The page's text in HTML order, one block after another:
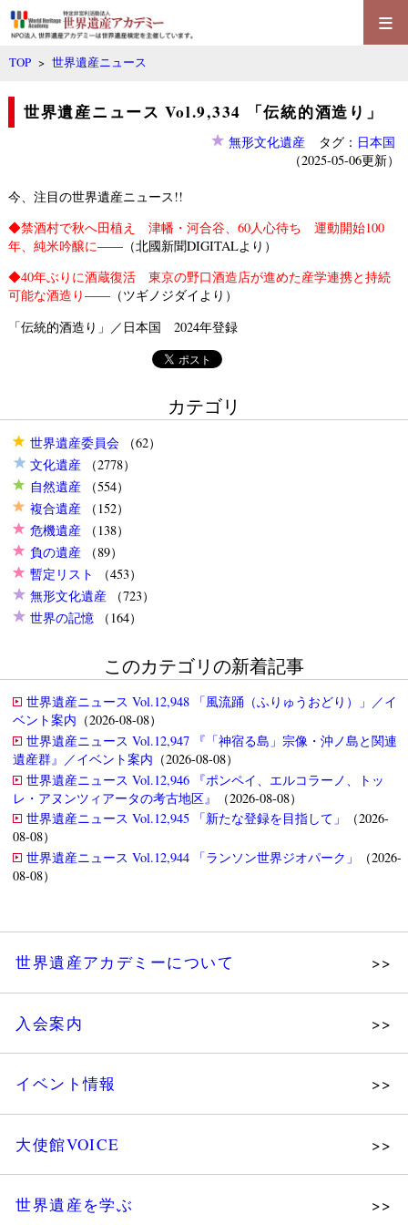
≡
TOP >世界遺産ニュース
世界遺産ニュース Vol.9,334 「伝統的酒造り」
無形文化遺産タグ： 日本国
（2025-05-06更新）
今、注目の世界遺産ニュース!!
◆禁酒村で秋へ田植え 津幡・河合谷、60人心待ち 運動開始100
年、純米吟醸に――（北國新聞DIGITALより）
◆40年ぶりに酒蔵復活 東京の野口酒造店が進めた産学連携と持続
可能な酒造り――（ツギノジダイより）
「伝統的酒造り」／日本国 2024年登録
カテゴリ
世界遺産委員会（62）
文化遺産（2778）
自然遺産（554）
複合遺産（152）
危機遺産（138）
負の遺産（89）
暫定リスト
（453）
無形文化遺産（723）
世界の記憶（164）
このカテゴリの新着記事
世界遺産ニュース Vol.12,948 「風流踊（ふりゅうおどり）」／イ
ベント案内 （2026-08-08）
世界遺産ニュース Vol.12,947 『「神宿る島」宗像・沖ノ島と関連
遺産群』／イベント案内 （2026-08-08）
世界遺産ニュース Vol.12,946 『ポンペイ、エルコラーノ、トッ
レ・アヌンツィアータの考古地区』
（2026-08-08）
世界遺産ニュース Vol.12,945 「新たな登録を目指して」
（2026-
08-08）
世界遺産ニュース Vol.12,944 「ランソン世界ジオパーク」
（2026-
08-08）
世界遺産アカデミーについて
組織図・役員
法人会員・協賛団体／公認団体
入会案内
イベント情報
展示会
大使館VOICE
世界遺産を学ぶ